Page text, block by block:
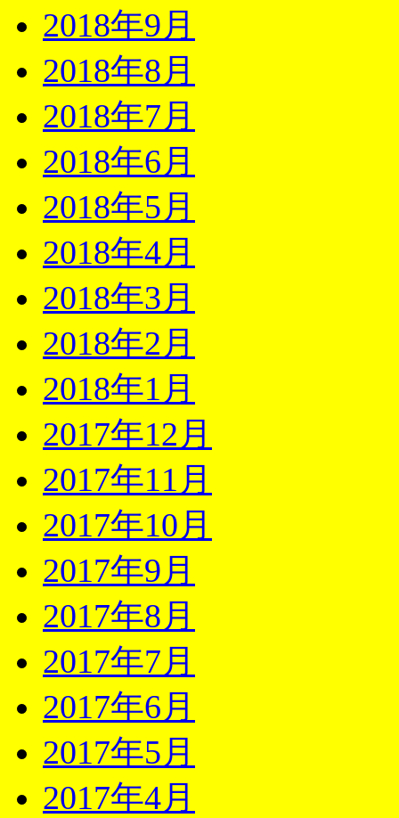
2018年9月
2018年8月
2018年7月
2018年6月
2018年5月
2018年4月
2018年3月
2018年2月
2018年1月
2017年12月
2017年11月
2017年10月
2017年9月
2017年8月
2017年7月
2017年6月
2017年5月
2017年4月